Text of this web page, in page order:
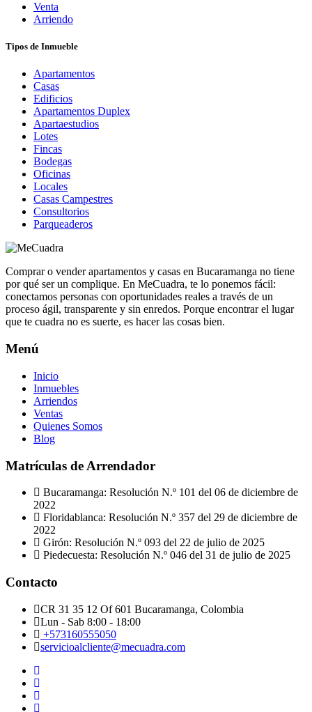
Venta
Arriendo
Tipos de Inmueble
Apartamentos
Casas
Edificios
Apartamentos Duplex
Apartaestudios
Lotes
Fincas
Bodegas
Oficinas
Locales
Casas Campestres
Consultorios
Parqueaderos
Comprar o vender apartamentos y casas en Bucaramanga no tiene
por qué ser un complique. En MeCuadra, te lo ponemos fácil:
conectamos personas con oportunidades reales a través de un
proceso ágil, transparente y sin enredos. Porque encontrar el lugar
que te cuadra no es suerte, es hacer las cosas bien.
Menú
Inicio
Inmuebles
Arriendos
Ventas
Quienes Somos
Blog
Matrículas de Arrendador
Bucaramanga: Resolución N.º 101 del 06 de diciembre de
2022
Floridablanca: Resolución N.º 357 del 29 de diciembre de
2022
Girón: Resolución N.º 093 del 22 de julio de 2025
Piedecuesta: Resolución N.º 046 del 31 de julio de 2025
Contacto
CR 31 35 12 Of 601 Bucaramanga, Colombia
Lun - Sab 8:00 - 18:00
+573160555050
servicioalcliente@mecuadra.com